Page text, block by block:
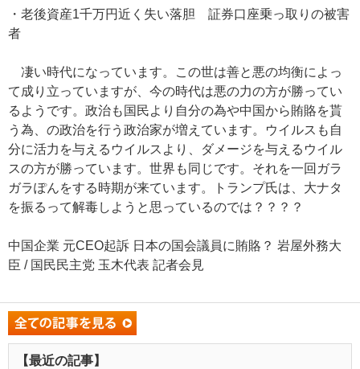
・老後資産1千万円近く失い落胆 証券口座乗っ取りの被害
者
凄い時代になっています。この世は善と悪の均衡によっ
て成り立っていますが、今の時代は悪の力の方が勝ってい
るようです。政治も国民より自分の為や中国から賄賂を貰
う為、の政治を行う政治家が増えています。ウイルスも自
分に活力を与えるウイルスより、ダメージを与えるウイル
スの方が勝っています。世界も同じです。それを一回ガラ
ガラぽんをする時期が来ています。トランプ氏は、大ナタ
を振るって解毒しようと思っているのでは？？？？
中国企業 元CEO起訴 日本の国会議員に賄賂？ 岩屋外務大
臣 / 国民民主党 玉木代表 記者会見
【最近の記事】